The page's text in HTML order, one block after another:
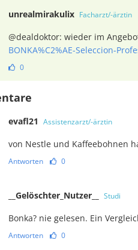
unrealmirakulix Facharzt/-ärztin
@dealdoktor: wieder im
BONKA%C2%AE-Seleccion-
0
evafl21 Assistenzarzt/-ärztin
von Nestle und Kaffeebohnen
Antworten 0
__Gelöschter_Nutzer__ Studi
Bonka? nie gelesen. Ein
Antworten 0